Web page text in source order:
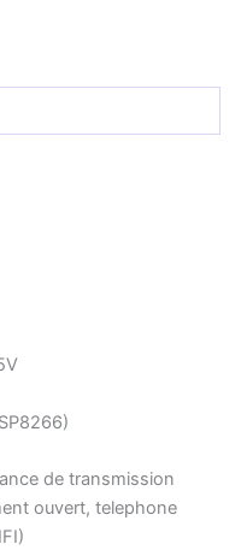
de transmission
ouvert, telephone